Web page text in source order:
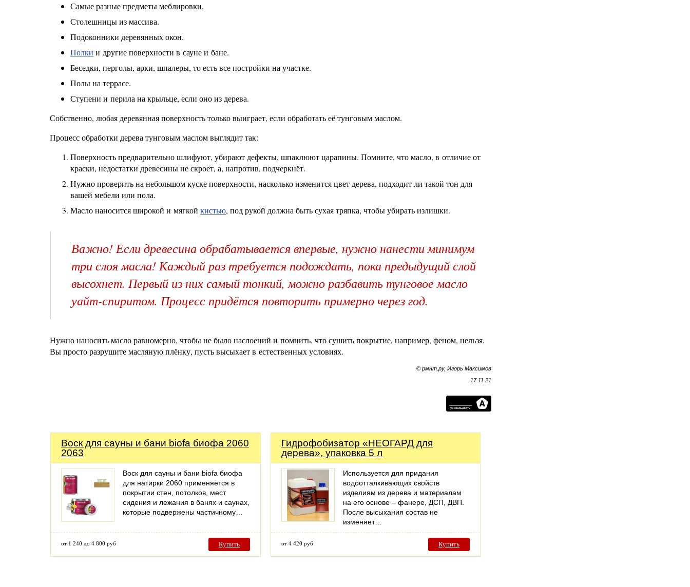
Самые разные предметы меблировки.
Столешницы из массива.
Подоконники деревянных окон.
Полки и другие поверхности в сауне и бане.
Беседки, перголы, арки, шпалеры, то есть все постройки на участке.
Полы на террасе.
Ступени и перила на крыльце, если оно из дерева.
Собственно, любая деревянная поверхность только выиграет, если обработать её тунговым маслом.
Процесс обработки дерева тунговым маслом выглядит так:
Поверхность предварительно шлифуют, убирают дефекты, шпаклюют царапины. Помните, что масло, в отличие от
краски, недостатки древесины не скроет, а, напротив, подчеркнёт.
Нужно проверить на небольшом куске поверхности, насколько изменится цвет дерева, подходит ли такой тон для
вашей мебели или пола.
Масло наносится широкой и мягкой кистью, под рукой должна быть сухая тряпка, чтобы убирать излишки.
Важно! Если древесина обрабатывается впервые, нужно нанести минимум
три слоя масла! Каждый раз требуется подождать, пока предыдущий слой
высохнет. Первый из них самый тонкий, можно разбавить тунговое масло
уайт-спиритом. Процесс придётся повторить примерно через год.
Нужно наносить масло равномерно, чтобы не было наслоений и помнить, что сушить покрытие, например, феном, нельзя.
Вы просто разрушите масляную плёнку, пусть высыхает в естественных условиях.
© рмнт.ру, Игорь Максимов
17.11.21
Воск для сауны и бани biofa биофа 2060
2063
Воск для сауны и бани biofa биофа
для натирки 2060 применяется в
покрытии стен, потолков, мест
сидения и лежания в банях и саунах,
которые подвержены частичному…
от 1 240 до 4 800 руб Купить
Гидрофобизатор «НЕОГАРД для
дерева», упаковка 5 л
Используется для придания
водоотталкивающих свойств
изделиям из дерева и материалам
на его основе – фанере, ДСП, ДВП.
После высыхания состав не
изменяет…
от 4 420 руб Купить